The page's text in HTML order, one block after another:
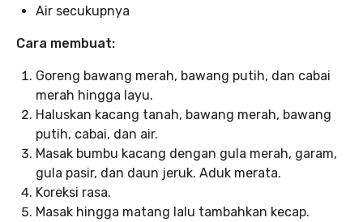
Air secukupnya
Cara membuat:
Goreng bawang merah, bawang putih, dan cabai
merah hingga layu.
Haluskan kacang tanah, bawang merah, bawang
putih, cabai, dan air.
Masak bumbu kacang dengan gula merah, garam,
gula pasir, dan daun jeruk. Aduk merata.
Koreksi rasa.
Masak hingga matang lalu tambahkan kecap.